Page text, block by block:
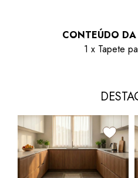
CONTEÚDO
1 x Tapete